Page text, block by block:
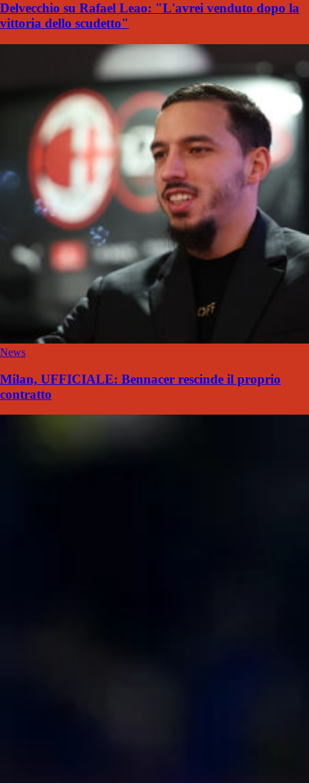
Delvecchio su Rafael Leao: "L'avrei venduto dopo la
vittoria dello scudetto"
News
Milan, UFFICIALE: Bennacer rescinde il proprio
contratto